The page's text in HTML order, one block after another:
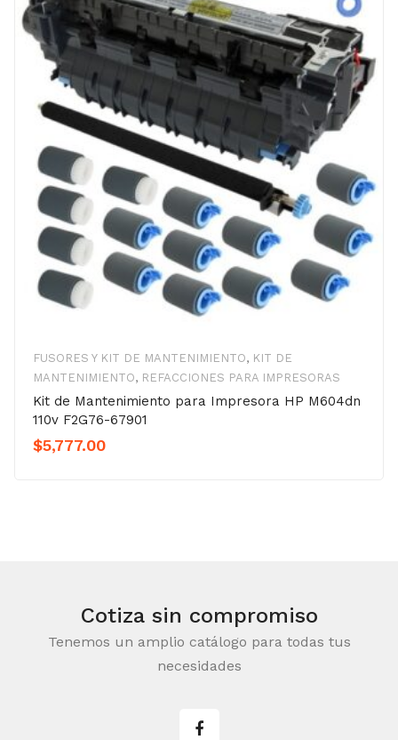
FUSORES Y KIT DE MANTENIMIENTO, KIT DE
MANTENIMIENTO, REFACCIONES PARA IMPRESORAS
Kit de Mantenimiento para Impresora HP M604dn
110v F2G76-67901
$5,777.00
Cotiza sin compromiso
Tenemos un amplio catálogo para todas tus
necesidades